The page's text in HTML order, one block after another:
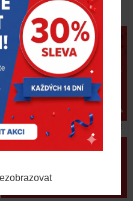
ZJISTIT VÍCE
AKČNÍ PRODUKTY